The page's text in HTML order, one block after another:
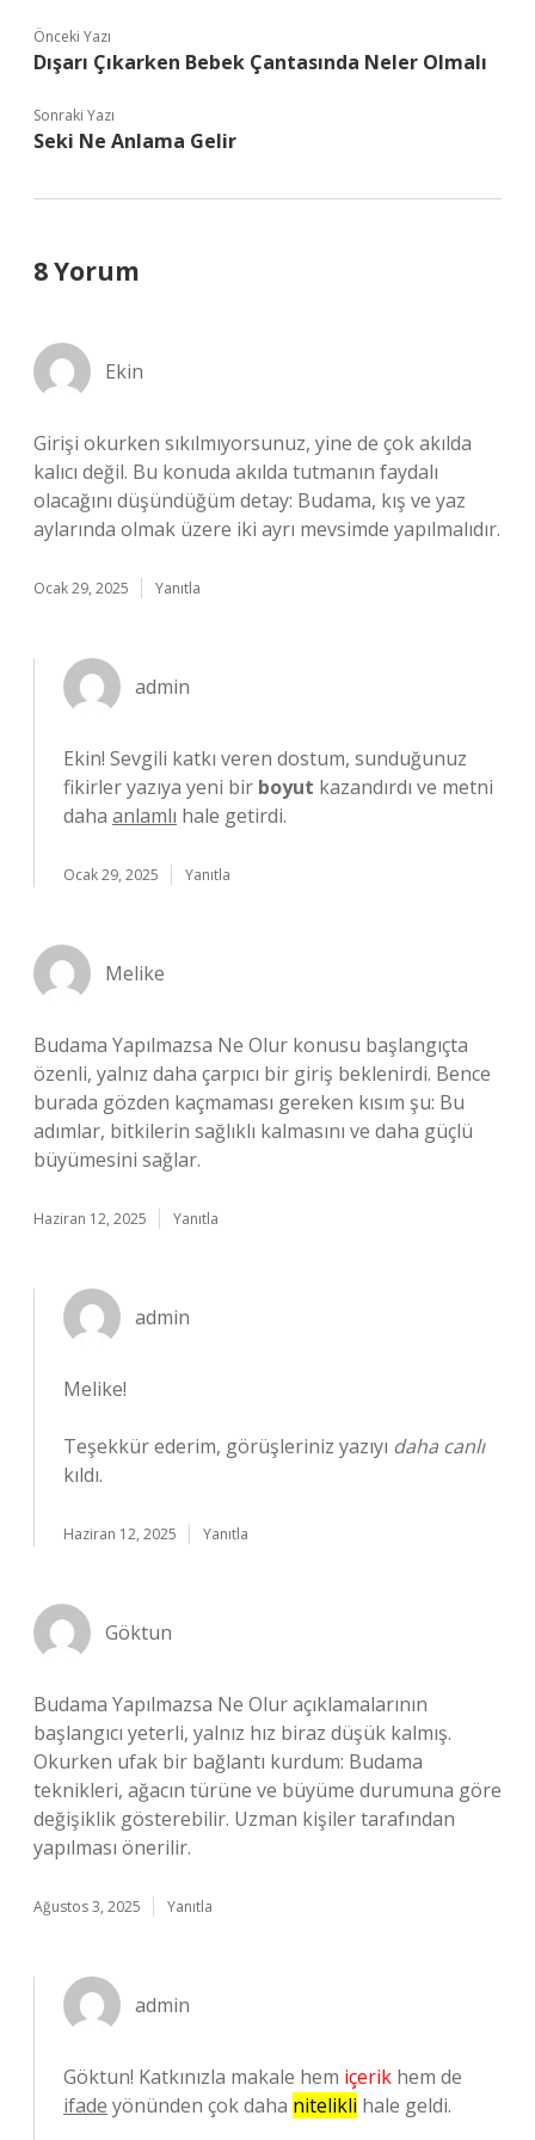
Önceki Yazı
Dışarı Çıkarken Bebek Çantasında Neler Olmalı
Sonraki Yazı
Seki Ne Anlama Gelir
8 Yorum
Ekin
Girişi okurken sıkılmıyorsunuz, yine de çok akılda
kalıcı değil. Bu konuda akılda tutmanın faydalı
olacağını düşündüğüm detay: Budama, kış ve yaz
aylarında olmak üzere iki ayrı mevsimde yapılmalıdır.
Ocak 29, 2025 Yanıtla
admin
Ekin! Sevgili katkı veren dostum, sunduğunuz
fikirler yazıya yeni bir boyut kazandırdı ve metni
daha anlamlı hale getirdi.
Ocak 29, 2025 Yanıtla
Melike
Budama Yapılmazsa Ne Olur konusu başlangıçta
özenli, yalnız daha çarpıcı bir giriş beklenirdi. Bence
burada gözden kaçmaması gereken kısım şu: Bu
adımlar, bitkilerin sağlıklı kalmasını ve daha güçlü
büyümesini sağlar.
Haziran 12, 2025 Yanıtla
admin
Melike!
Teşekkür ederim, görüşleriniz yazıyı daha canlı
kıldı.
Haziran 12, 2025 Yanıtla
Göktun
Budama Yapılmazsa Ne Olur açıklamalarının
başlangıcı yeterli, yalnız hız biraz düşük kalmış.
Okurken ufak bir bağlantı kurdum: Budama
teknikleri, ağacın türüne ve büyüme durumuna göre
değişiklik gösterebilir. Uzman kişiler tarafından
yapılması önerilir.
Ağustos 3, 2025 Yanıtla
admin
Göktun! Katkınızla makale hem içerik hem de
ifade yönünden çok daha nitelikli hale geldi.